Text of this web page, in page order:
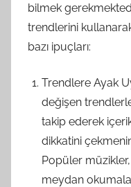
bilmek
trendlerini
bazı ipuçları:
Trendlere Ayak
değişen
takip ederek
dikkatini
Popüler
meydan